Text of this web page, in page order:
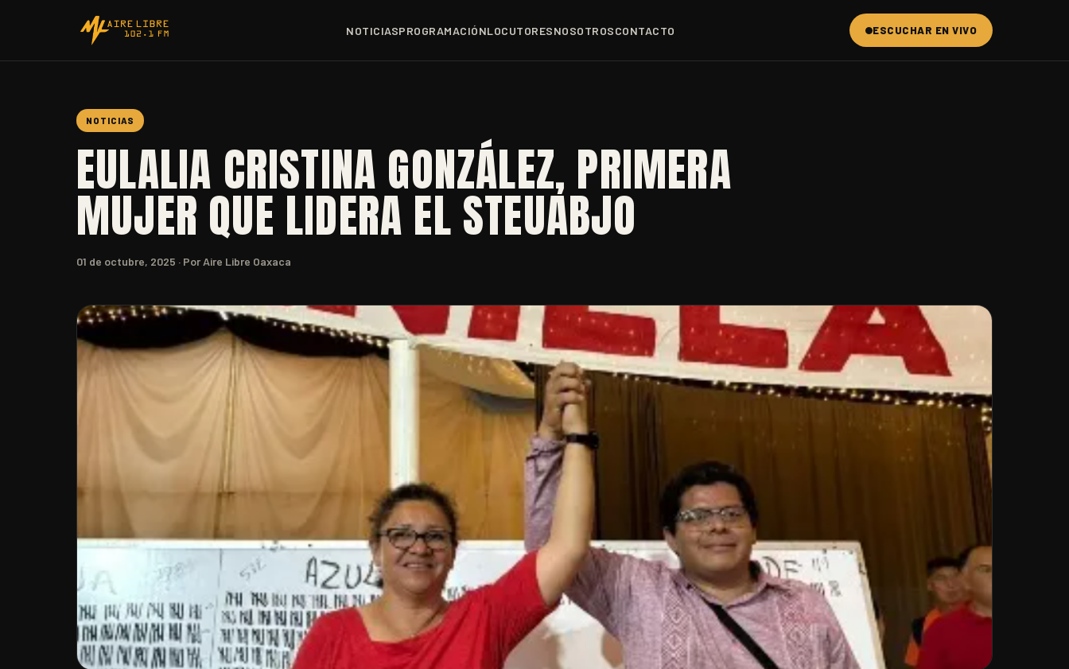
NOTICIASPROGRAMACIÓNLOCUTORESNOSOTROSCONTACTO ESCUCHAR EN VIVO
NOTICIAS
EULALIA CRISTINA GONZÁLEZ, PRIMERA
MUJER QUE LIDERA EL STEUABJO
01 de octubre, 2025 · Por Aire Libre Oaxaca